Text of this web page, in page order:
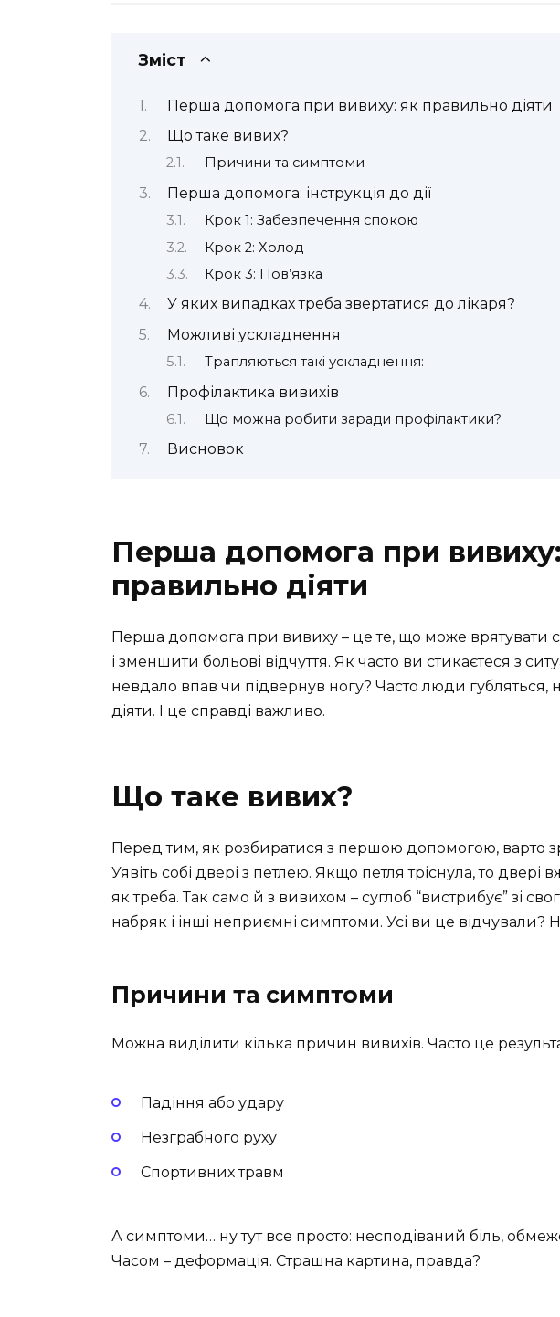
Зміст
Перша допомога при вивиху: як правильно діяти
Що таке вивих?
Причини та симптоми
Перша допомога: інструкція до дії
Крок 1: Забезпечення спокою
Крок 2: Холод
Крок 3: Пов’язка
У яких випадках треба звертатися до лікаря?
Можливі ускладнення
Трапляються такі ускладнення:
Профілактика вивихів
Що можна робити заради профілактики?
Висновок
Перша допомога при
правильно діяти
Перша допомога при вивиху – це те, що може врятувати
і зменшити больові відчуття. Як часто ви стикаєтеся з
невдало впав чи підвернув ногу? Часто люди губляться,
діяти. І це справді важливо.
Що таке вивих?
Перед тим, як розбиратися з першою допомогою, варто
Уявіть собі двері з петлею. Якщо петля тріснула, то двері
як треба. Так само й з вивихом – суглоб “вистрибує” зі
набряк і інші неприємні симптоми. Усі ви це відчували?
Причини та симптоми
Можна виділити кілька причин вивихів. Часто це
Падіння або удару
Незграбного руху
Спортивних травм
А симптоми… ну тут все просто: несподіваний біль,
Часом – деформація. Страшна картина, правда?